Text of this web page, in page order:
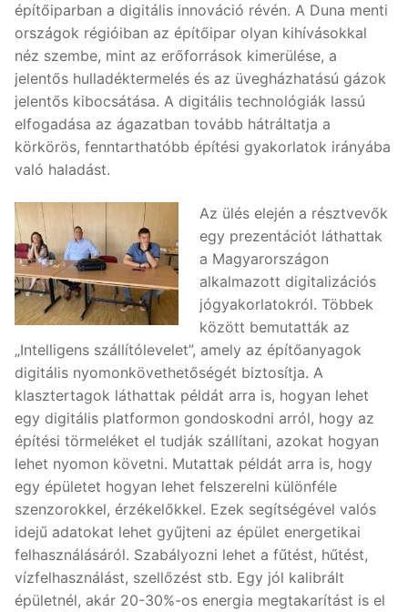
építőiparban a digitális innováció révén. A Duna menti
országok régióiban az építőipar olyan kihívásokkal
néz szembe, mint az erőforrások kimerülése, a
jelentős hulladéktermelés és az üvegházhatású gázok
jelentős kibocsátása. A digitális technológiák lassú
elfogadása az ágazatban tovább hátráltatja a
körkörös, fenntarthatóbb építési gyakorlatok irányába
való haladást.
Az ülés elején a résztvevők
egy prezentációt láthattak
a Magyarországon
alkalmazott digitalizációs
jógyakorlatokról. Többek
között bemutatták az
„Intelligens szállítólevelet”, amely az építőanyagok
digitális nyomonkövethetőségét biztosítja. A
klasztertagok láthattak példát arra is, hogyan lehet
egy digitális platformon gondoskodni arról, hogy az
építési törmeléket el tudják szállítani, azokat hogyan
lehet nyomon követni. Mutattak példát arra is, hogy
egy épületet hogyan lehet felszerelni különféle
szenzorokkel, érzékelőkkel. Ezek segítségével valós
idejű adatokat lehet gyűjteni az épület energetikai
felhasználásáról. Szabályozni lehet a fűtést, hűtést,
vízfelhasználást, szellőzést stb. Egy jól kalibrált
épületnél, akár 20-30%-os energia megtakarítást is el